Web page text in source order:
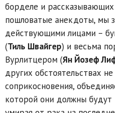
борделе и
пошловатые анекдоты, мы
действующими лицами –
(Тиль Швайгер) и весьма
Вурлитцером (Ян Йозеф
других обстоятельствах
соприкосновения,
которой они должны будут